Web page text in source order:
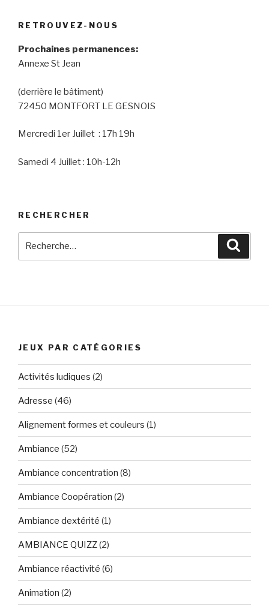
RETROUVEZ-NOUS
Prochaines permanences:
Annexe St Jean
(derrière le bâtiment)
72450 MONTFORT LE GESNOIS
Mercredi 1er Juillet : 17h 19h
Samedi 4 Juillet : 10h-12h
RECHERCHER
JEUX PAR CATÉGORIES
Activités ludiques (2)
Adresse (46)
Alignement formes et couleurs (1)
Ambiance (52)
Ambiance concentration (8)
Ambiance Coopération (2)
Ambiance dextérité (1)
AMBIANCE QUIZZ(2)
Ambiance réactivité (6)
Animation (2)